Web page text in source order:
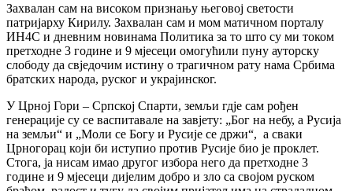
Захвалан сам на високом признању његовој светости
патријарху Кирилу. Захвалан сам и мом матичном порталу
ИН4С и дневним новинама Политика за то што су ми током
претходне 3 године и 9 мјесеци омогућили пуну ауторску
слободу да свједочим истину о трагичном рату нама Србима
братских народа, руског и украјинског.
У Црној Гори – Српској Спарти, земљи гдје сам рођен
генерације су се васпитавале на завјету: „Бог на небу, а Русија
на земљи“ и „Моли се Богу и Русије се држи“, а сваки
Црногорац који би иступио против Русије био је проклет.
Стога, ја нисам имао другог избора него да претходне 3
године и 9 мјесеци дијелим добро и зло са својом руском